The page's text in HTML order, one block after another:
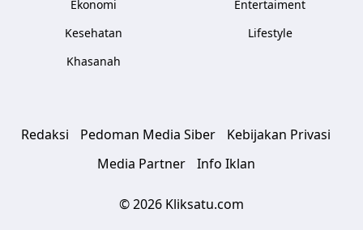
Ekonomi
Kesehatan
Khasanah
Entertaiment
Lifestyle
Redaksi Pedoman Media Siber
Kebijakan Privasi
Media Partner
Info Iklan
© 2026 Kliksatu.com